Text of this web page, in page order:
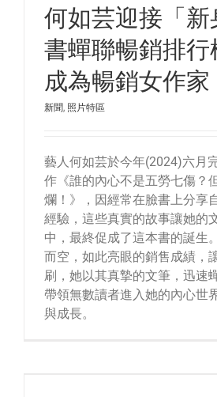
何如芸迎接「新
書蟬聯暢銷排
成為暢銷女作家
新聞, 照片特區
藝人何如芸於今年(2024)六月
作《誰的內心不是五勞七傷？
爛！》，因經常在臉書上分享
經驗，這些真實的故事讓她的
中，最終促成了這本書的誕生
而空，如此亮眼的銷售成績，
刷，她以其真摯的文筆，迅速
帶領無數讀者進入她的內心世
與成長。